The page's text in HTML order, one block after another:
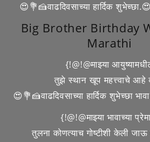
😍💐🍰वाढदिवसाच्या हार्दिक
Big Brother Birthday
Marathi
{!@!@माझ्या
तुझे स्थान खूप महत्त्वाचे आहे
😍💐🍰वाढदिवसाच्या हार्दिक शुभेच्छा
{!@!@माझ्या भावाच्या
तुलना कोणत्याच गोष्टीशी केली